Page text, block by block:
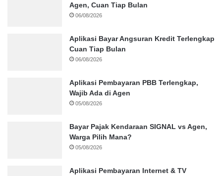
Agen, Cuan Tiap Bulan
06/08/2026
Aplikasi Bayar Angsuran Kredit Terlengkap
Cuan Tiap Bulan
06/08/2026
Aplikasi Pembayaran PBB Terlengkap,
Wajib Ada di Agen
05/08/2026
Bayar Pajak Kendaraan SIGNAL vs Agen,
Warga Pilih Mana?
05/08/2026
Aplikasi Pembayaran Internet & TV